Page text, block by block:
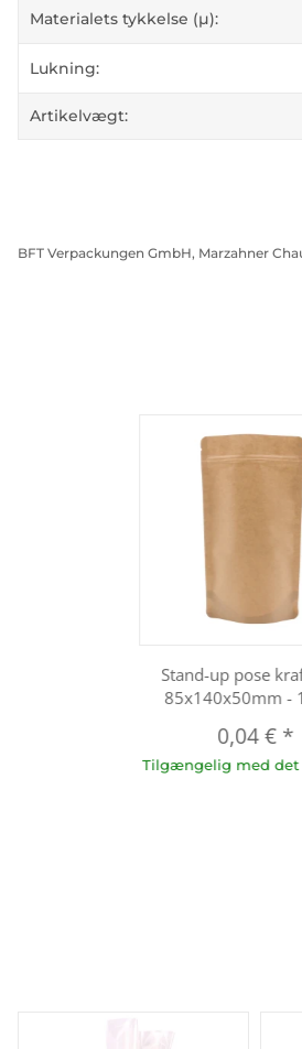
Materialets tykkelse (µ):
Lukning:
Artikelvægt:
BFT Verpackungen GmbH, Marzahner
Stand-up pose
85x140x50mm -
0,04 € *
Tilgængelig med det